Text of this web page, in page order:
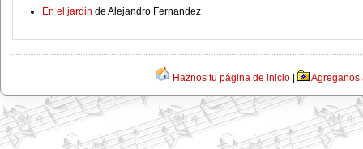
En el jardin de Alejandro Fernandez
Haznos tu página de inicio Agreganos